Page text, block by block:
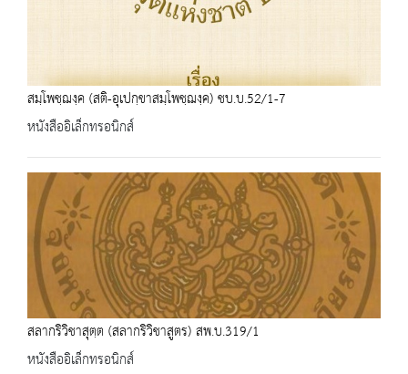
สมฺโพชฺฌงฺค (สติ-อุเปกฺขาสมฺโพชฺฌงฺค) ชบ.บ.52/1-7
หนังสืออิเล็กทรอนิกส์
สลากริวิชาสุตฺต (สลากริวิชาสูตร) สพ.บ.319/1
หนังสืออิเล็กทรอนิกส์